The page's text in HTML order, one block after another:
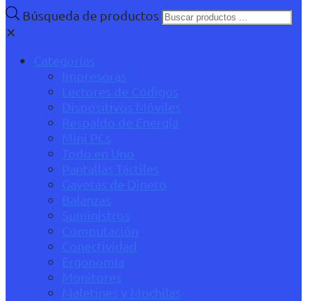
Búsqueda de productos
✕
Categorías
Impresoras
Lectores de Códigos
Dispositivos Móviles
Respaldo de Energía
Mini PCs
Todo en Uno
Pantallas Táctiles
Gavetas de Dinero
Balanzas
Suministros
Computación
Conectividad
Ergonomía
Monitores
Maletines y Mochilas